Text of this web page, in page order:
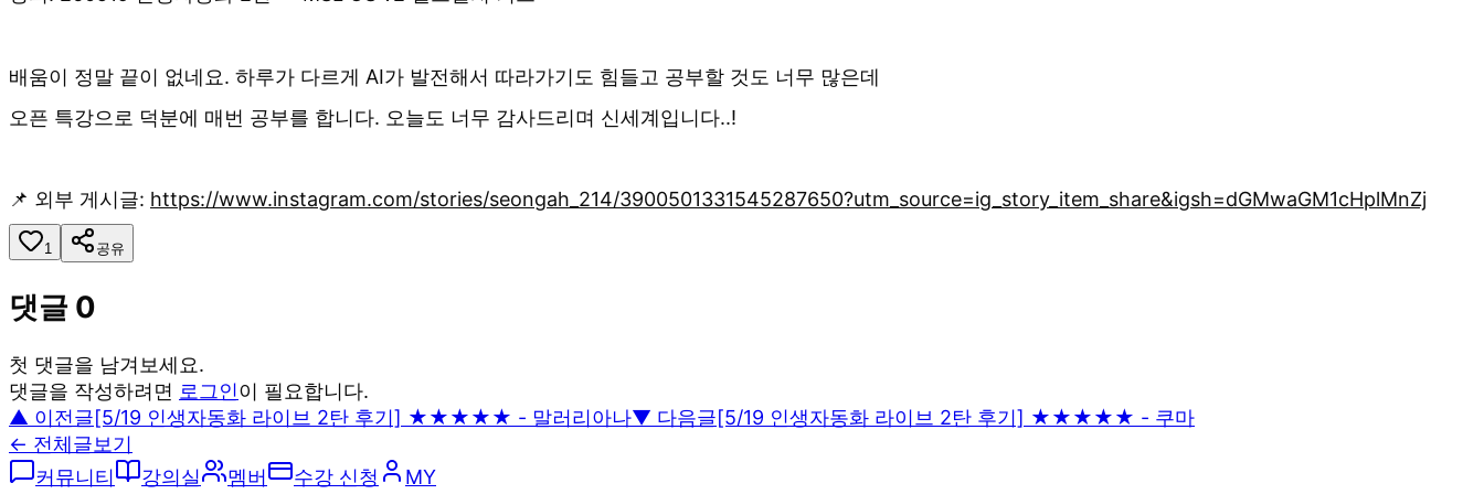
배움이 정말 끝이 없네요. 하루가 다르게 AI가 발전해서 따라가기도 힘들고 공부할 것도 너무 많은데
오픈 특강으로 덕분에 매번 공부를 합니다. 오늘도 너무 감사드리며 신세계입니다..!
📌 외부 게시글: https://www.instagram.com/stories/seongah_214/3900501331545287650?utm_source=ig_story_item_share&igsh=dGMwaGM1cHplMnZj
1 공유
댓글 0
첫 댓글을 남겨보세요.
댓글을 작성하려면 로그인이 필요합니다.
▲ 이전글[5/19 인생자동화 라이브 2탄 후기] ★★★★★ - 말러리아나▼ 다음글[5/19 인생자동화 라이브 2탄 후기] ★★★★★ - 쿠마
← 전체글보기
커뮤니티
강의실 멤버 수강 신청 MY